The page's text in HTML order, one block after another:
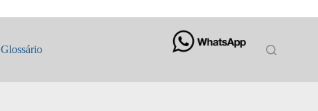
Glossário